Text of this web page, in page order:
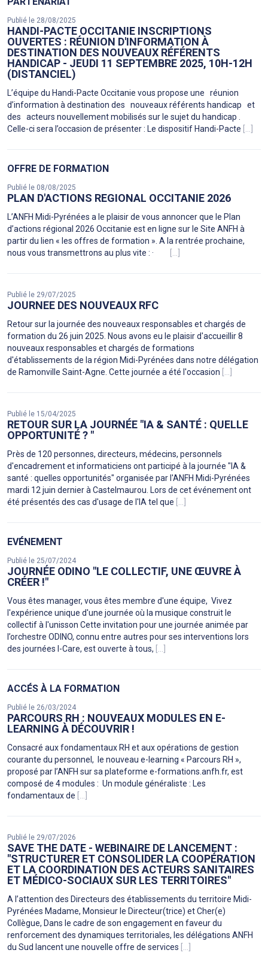
Publié le 28/08/2025
HANDI-PACTE OCCITANIE INSCRIPTIONS
OUVERTES : RÉUNION D'INFORMATION À
DESTINATION DES NOUVEAUX RÉFÉRENTS
HANDICAP - JEUDI 11 SEPTEMBRE 2025, 10H-12H
(DISTANCIEL)
L’équipe du Handi-Pacte Occitanie vous propose une réunion
d’information à destination des nouveaux référents handicap et
des acteurs nouvellement mobilisés sur le sujet du handicap .
Celle-ci sera l’occasion de présenter : Le dispositif Handi-Pacte [...]
OFFRE DE FORMATION
Publié le 08/08/2025
PLAN D'ACTIONS REGIONAL OCCITANIE 2026
L’ANFH Midi-Pyrénées a le plaisir de vous annoncer que le Plan
d’actions régional 2026 Occitanie est en ligne sur le Site ANFH à
partir du lien « les offres de formation ». A la rentrée prochaine,
nous vous transmettrons au plus vite : ·
[...]
Publié le 29/07/2025
JOURNEE DES NOUVEAUX RFC
Retour sur la journée des nouveaux responsables et chargés de
formation du 26 juin 2025. Nous avons eu le plaisir d'accueillir 8
nouveaux responsables et chargés de formations
d'établissements de la région Midi-Pyrénées dans notre délégation
de Ramonville Saint-Agne. Cette journée a été l'occasion [...]
Publié le 15/04/2025
RETOUR SUR LA JOURNÉE "IA & SANTÉ : QUELLE
OPPORTUNITÉ ? "
Près de 120 personnes, directeurs, médecins, personnels
d'encadrement et informaticiens ont participé à la journée "IA &
santé : quelles opportunités" organisée par l'ANFH Midi-Pyrénées
mardi 12 juin dernier à Castelmaurou. Lors de cet événement ont
été présentés des cas d'usage de l'IA tel que [...]
EVÉNEMENT
Publié le 25/07/2024
JOURNÉE ODINO "LE COLLECTIF, UNE ŒUVRE À
CRÉER !"
Vous êtes manager, vous êtes membre d'une équipe, Vivez
l'expérience unique d'une journée où la musique construit le
collectif à l'unisson Cette invitation pour une journée animée par
l’orchestre ODINO, connu entre autres pour ses interventions lors
des journées I-Care, est ouverte à tous, [...]
ACCÉS À LA FORMATION
Publié le 26/03/2024
PARCOURS RH : NOUVEAUX MODULES EN E-
LEARNING À DÉCOUVRIR !
Consacré aux fondamentaux RH et aux opérations de gestion
courante du personnel, le nouveau e-learning « Parcours RH »,
proposé par l’ANFH sur sa plateforme e-formations.anfh.fr, est
composé de 4 modules : Un module généraliste : Les
fondamentaux de [...]
Publié le 29/07/2026
SAVE THE DATE - WEBINAIRE DE LANCEMENT :
"STRUCTURER ET CONSOLIDER LA COOPÉRATION
ET LA COORDINATION DES ACTEURS SANITAIRES
ET MÉDICO-SOCIAUX SUR LES TERRITOIRES"
A l’attention des Directeurs des établissements du territoire Midi-
Pyrénées Madame, Monsieur le Directeur(trice) et Cher(e)
Collègue, Dans le cadre de son engagement en faveur du
renforcement des dynamiques territoriales, les délégations ANFH
du Sud lancent une nouvelle offre de services [...]